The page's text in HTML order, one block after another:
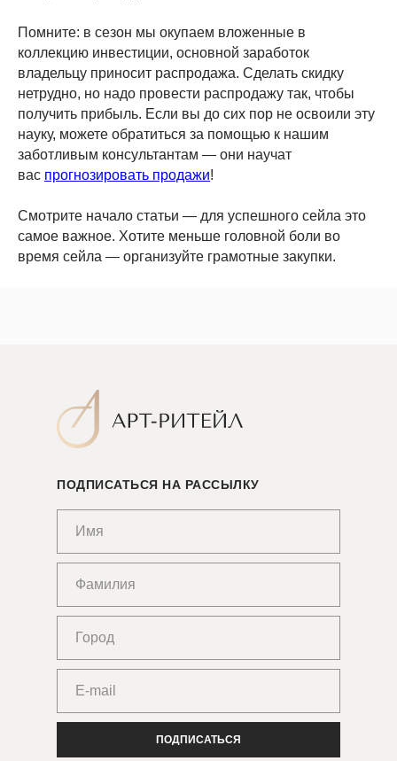
Помните: в сезон мы окупаем вложенные в
коллекцию инвестиции, основной заработок
владельцу приносит распродажа. Сделать скидку
нетрудно, но надо провести распродажу так, чтобы
получить прибыль. Если вы до сих пор не освоили эту
науку, можете обратиться за помощью к нашим
заботливым консультантам — они научат
вас прогнозировать продажи!
Смотрите начало статьи — для успешного сейла это
самое важное. Хотите меньше головной боли во
время сейла — организуйте грамотные закупки.
ПОДПИСАТЬСЯ НА РАССЫЛКУ
ПОДПИСАТЬСЯ